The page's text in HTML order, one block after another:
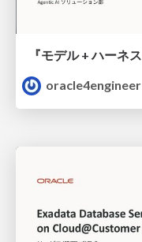
oracle4engineer